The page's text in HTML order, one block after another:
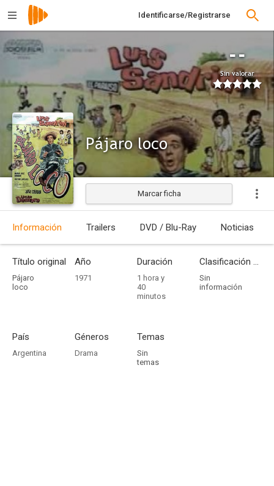
Identificarse/Registrarse
--
Sin valorar
Pájaro loco
Estrenada
Marcar ficha
Información Trailers DVD / Blu-Ray Noticias
Título original
Pájaro
loco
Año
1971
Duración
1 hora y
40
minutos
Clasificación por edades
Sin
información
País
Argentina
Géneros
Drama
Temas
Sin
temas